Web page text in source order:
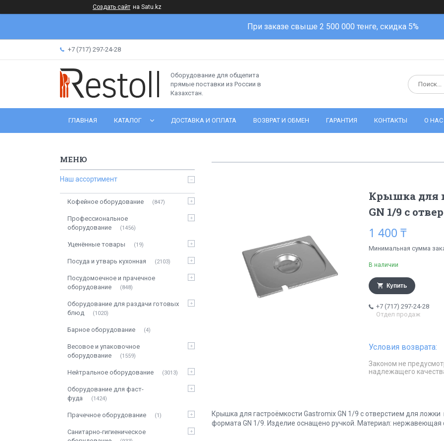
Создать сайт на Satu.kz
При заказе свыше 2 500 000 тенге, скидка 5%
+7 (717) 297-24-28
Оборудование для общепита
прямые поставки из России в
Казахстан.
ГЛАВНАЯ КАТАЛОГ ДОСТАВКА И ОПЛАТА ВОЗВРАТ И ОБМЕН ГАРАНТИЯ КОНТАКТЫ О НАС
Крышка для
GN 1/9 с
1 400 ₸
Минимальная сумма
В наличии
Купить
+7 (717) 297-24-28
Отдел продаж
Законом не
надлежащего
Крышка для гастроёмкости Gastromix GN 1/9 с отверстием для
формата GN 1/9. Изделие оснащено ручкой. Материал: нержавеющая
Наш ассортимент
Кофейное оборудование 847
Профессиональное
оборудование
1456
Уценённые товары 19
Посуда и утварь кухонная 2103
Посудомоечное и прачечное
оборудование
848
Оборудование для раздачи готовых
блюд
1020
Барное оборудование 4
Весовое и упаковочное
оборудование
1559
Нейтральное оборудование 3013
Оборудование для фаст-
фуда
1424
Прачечное оборудование 1
Санитарно-гигиеническое